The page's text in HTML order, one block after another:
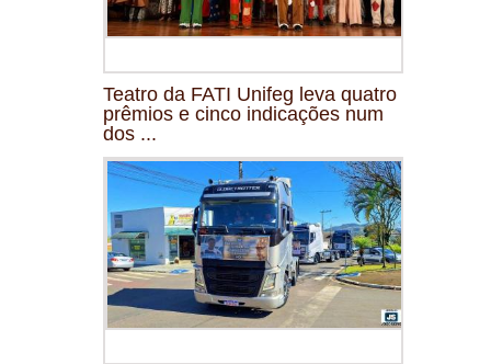
Teatro da FATI Unifeg leva quatro
prêmios e cinco indicações num
dos ...